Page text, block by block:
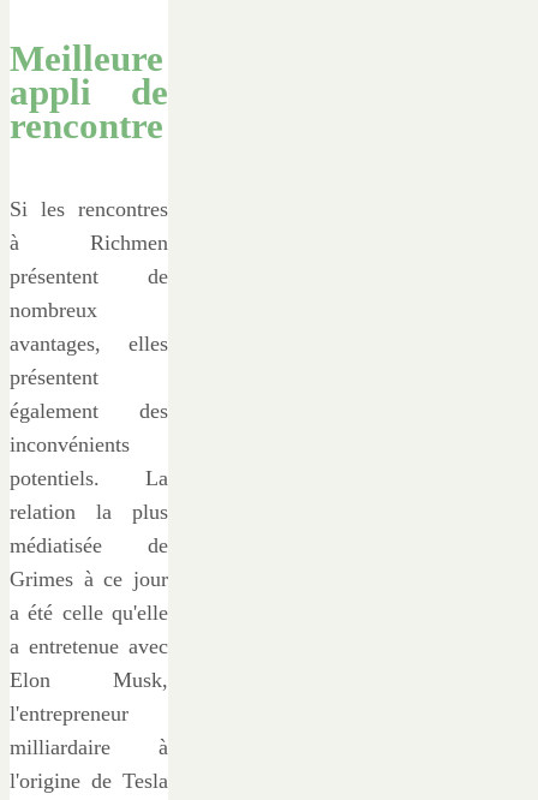
Meilleure
appli de
rencontre
Si les rencontres
à Richmen
présentent de
nombreux
avantages, elles
présentent
également des
inconvénients
potentiels. La
relation la plus
médiatisée de
Grimes à ce jour
a été celle qu'elle
a entretenue avec
Elon Musk,
l'entrepreneur
milliardaire à
l'origine de Tesla